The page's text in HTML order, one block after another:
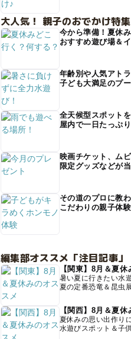
大人気！ 親子のおでかけ特
今から準備！夏休
おすすめ遊び場＆
年齢別や人気アト
子ども大満足のプ
全天候型スポット
屋内で一日たっぷ
映画チケット、ム
限定グッズなどが
その道のプロに教
こだわりの親子体
編集部オススメ「注目記事」
【関東】8月＆夏休
暑い夏に行きたい水
夏の定番恐竜＆昆虫
【関西】8月＆夏休
夏休みの思い出作り
水遊びスポット＆子